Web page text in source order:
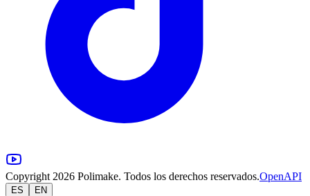
Copyright 2026 Polimake. Todos los derechos reservados.OpenAPI
ES EN